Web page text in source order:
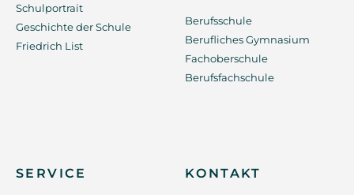
Schulportrait
Geschichte der Schule
Friedrich List
Berufsschule
Berufliches Gymnasium
Fachoberschule
Berufsfachschule
SERVICE KONTAKT